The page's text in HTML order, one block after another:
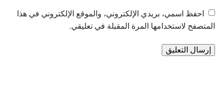
احفظ اسمي، بريدي الإلكتروني، والموقع الإلكتروني في هذا
المتصفح لاستخدامها المرة المقبلة في تعليقي.